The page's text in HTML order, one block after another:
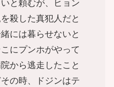
と頼むが、ヒョン
殺した真犯人だと
には暮らせないと
にプンホがやって
から逃走したこと
の時、ドジンはテ